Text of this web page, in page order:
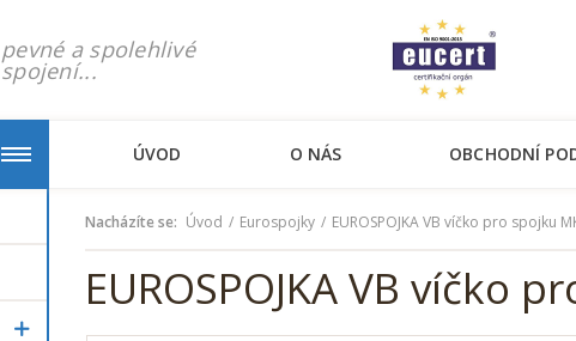
pevné a spolehlivé
spojení...
ÚVOD O NÁS OBCHODNÍ
Nacházíte se: Úvod Eurospojky EUROSPOJKA VB víčko pro spojku
EUROSPOJKA VB víčko